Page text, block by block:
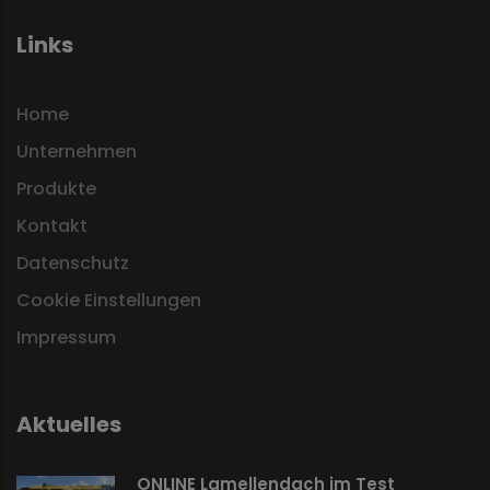
Links
Home
Unternehmen
Produkte
Kontakt
Datenschutz
Cookie Einstellungen
Impressum
Aktuelles
ONLINE Lamellendach im Test